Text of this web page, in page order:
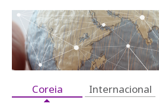
Coreia Internacional